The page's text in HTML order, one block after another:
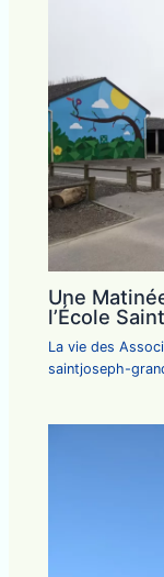
Une
l’École
La vie des
saintjoseph-